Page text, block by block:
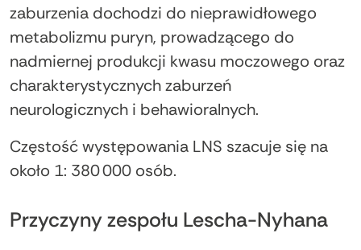
zaburzenia dochodzi do nieprawidłowego
metabolizmu puryn, prowadzącego do
nadmiernej produkcji kwasu moczowego oraz
charakterystycznych zaburzeń
neurologicznych i behawioralnych.
Częstość występowania LNS szacuje się na
około 1: 380 000 osób.
Przyczyny zespołu Lescha-Nyhana